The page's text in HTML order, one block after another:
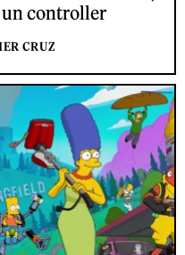
controller
CRUZ